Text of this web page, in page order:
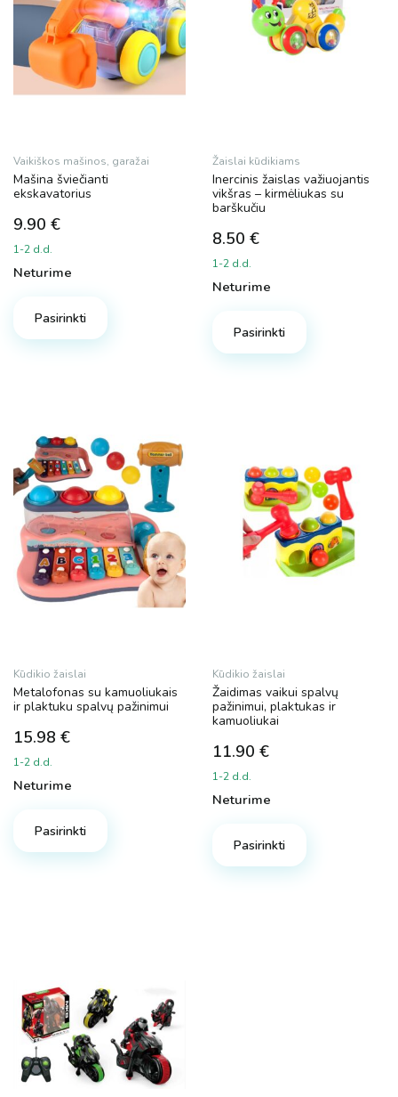
Vaikiškos mašinos, garažai
Mašina šviečianti
ekskavatorius
9.90 €
1-2 d.d.
Neturime
Pasirinkti
Žaislai kūdikiams
Inercinis žaislas važiuojantis
vikšras – kirmėliukas su
barškučiu
8.50 €
1-2 d.d.
Neturime
Pasirinkti
Kūdikio žaislai
Metalofonas su kamuoliukais
ir plaktuku spalvų pažinimui
15.98 €
1-2 d.d.
Neturime
Pasirinkti
Kūdikio žaislai
Žaidimas vaikui spalvų
pažinimui, plaktukas ir
kamuoliukai
11.90 €
1-2 d.d.
Neturime
Pasirinkti